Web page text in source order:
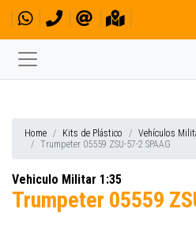
Home Kits de Plástico
Vehículos
Trumpeter 05559 ZSU-57-2 SPAAG
Vehiculo Militar 1:35
Trumpeter 05559